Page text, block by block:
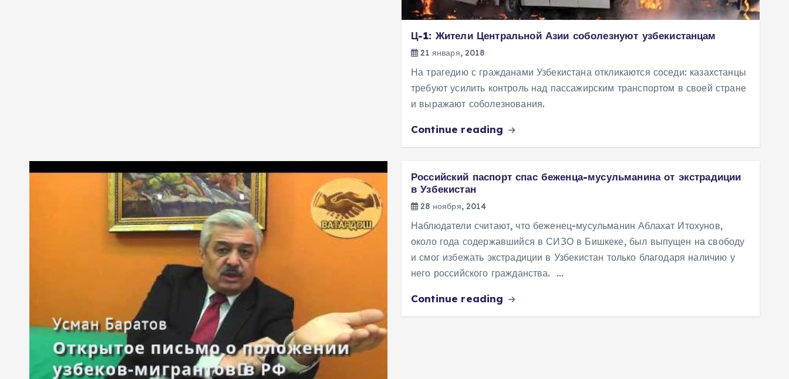
Ц-1: Жители Центральной Азии соболезнуют узбекистанцам
21 января, 2018
На трагедию с гражданами Узбекистана откликаются соседи: казахстанцы
требуют усилить контроль над пассажирским транспортом в своей стране
и выражают соболезнования.
Continue reading
Российский паспорт спас беженца-мусульманина от экстрадиции
в Узбекистан
28 ноября, 2014
Наблюдатели считают, что беженец-мусульманин Аблахат Итохунов,
около года содержавшийся в СИЗО в Бишкеке, был выпущен на свободу
и смог избежать экстрадиции в Узбекистан только благодаря наличию у
него российского гражданства. …
Continue reading